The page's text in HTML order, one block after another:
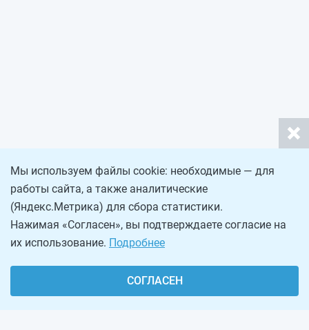
Мы используем файлы cookie: необходимые — для
работы сайта, а также аналитические
(Яндекс.Метрика) для сбора статистики.
Нажимая «Согласен», вы подтверждаете согласие на
их использование. Подробнее
СОГЛАСЕН